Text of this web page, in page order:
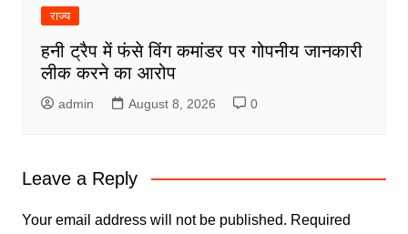
राज्य
हनी ट्रैप में फंसे विंग कमांडर पर गोपनीय जानकारी
लीक करने का आरोप
admin August 8, 2026 0
Leave a Reply
Your email address will not be published. Required